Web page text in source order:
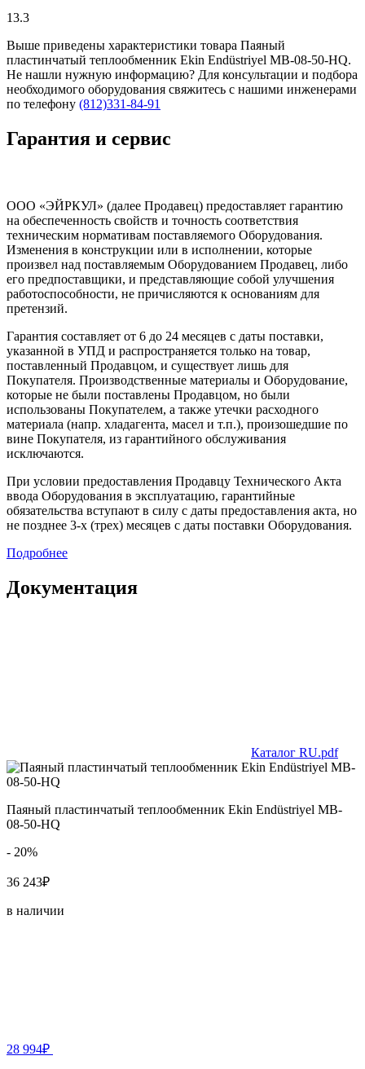
13.3
Выше приведены характеристики товара Паяный
пластинчатый теплообменник Ekin Endüstriyel MB-08-50-HQ.
Не нашли нужную информацию? Для консультации и подбора
необходимого оборудования свяжитесь с нашими инженерами
по телефону (812)331-84-91
Гарантия и сервис
ООО «ЭЙРКУЛ» (далее Продавец) предоставляет гарантию
на обеспеченность свойств и точность соответствия
техническим нормативам поставляемого Оборудования.
Изменения в конструкции или в исполнении, которые
произвел над поставляемым Оборудованием Продавец, либо
его предпоставщики, и представляющие собой улучшения
работоспособности, не причисляются к основаниям для
претензий.
Гарантия составляет от 6 до 24 месяцев с даты поставки,
указанной в УПД и распространяется только на товар,
поставленный Продавцом, и существует лишь для
Покупателя. Производственные материалы и Оборудование,
которые не были поставлены Продавцом, но были
использованы Покупателем, а также утечки расходного
материала (напр. хладагента, масел и т.п.), произошедшие по
вине Покупателя, из гарантийного обслуживания
исключаются.
При условии предоставления Продавцу Технического Акта
ввода Оборудования в эксплуатацию, гарантийные
обязательства вступают в силу с даты предоставления акта, но
не позднее 3-х (трех) месяцев с даты поставки Оборудования.
Подробнее
Документация
Каталог RU.pdf
Паяный пластинчатый теплообменник Ekin Endüstriyel MB-
08-50-HQ
- 20%
36 243₽
в наличии
28 994₽